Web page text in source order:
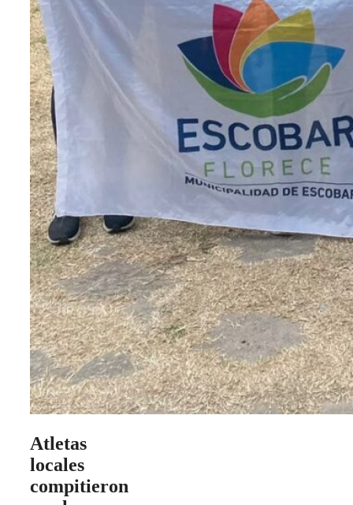
Atletas
locales
compitieron